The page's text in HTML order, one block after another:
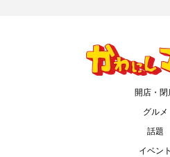
開店・閉
グルメ
話題
イベント